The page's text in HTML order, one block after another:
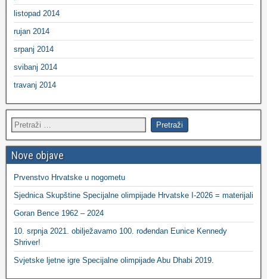
listopad 2014
rujan 2014
srpanj 2014
svibanj 2014
travanj 2014
Nove objave
Prvenstvo Hrvatske u nogometu
Sjednica Skupštine Specijalne olimpijade Hrvatske I-2026 = materijali
Goran Bence 1962 – 2024
10. srpnja 2021. obilježavamo 100. rođendan Eunice Kennedy
Shriver!
Svjetske ljetne igre Specijalne olimpijade Abu Dhabi 2019.